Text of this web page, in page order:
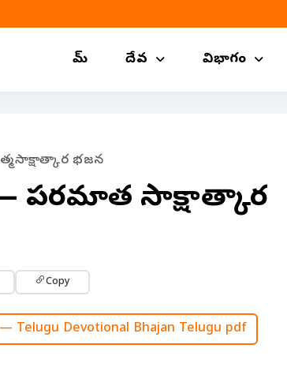
హోమ్ దేవ విభాగం
సాక్షాత్కార భజన
పరమాత్మ సాక్షాత్కార
Copy
Telugu Devotional Bhajan Telugu pdf